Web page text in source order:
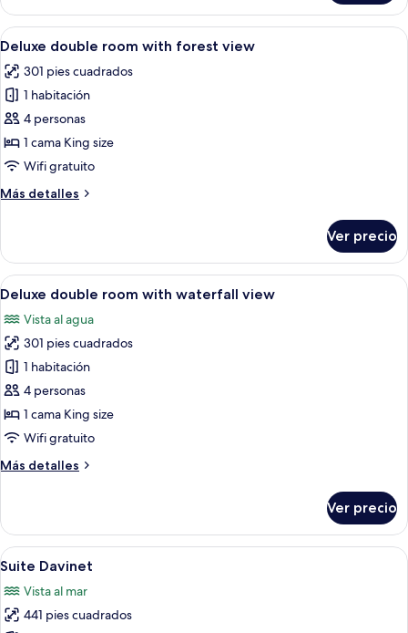
double
room
with
view
Abrir
todas
las
fotos
de
Deluxe
double
with
Un dormitorio con una cama de
3
Deluxe double room with forest view
301 pies cuadrados
1 habitación
4 personas
1 cama King size
Wifi gratuito
Más detalles
Más
double
room
with
view
Ver precio
Abrir
todas
las
fotos
de
Deluxe
double
room
waterfall
Un dormitorio con dos camas, un
6
Deluxe double room with waterfall view
Vista al agua
301 pies cuadrados
1 habitación
4 personas
1 cama King size
Wifi gratuito
Más detalles
Más
double
room
with
view
Ver precio
Abrir
todas
las
fotos
Una habitación con un sofá rojo, un
3
Suite Davinet
Vista al mar
441 pies cuadrados